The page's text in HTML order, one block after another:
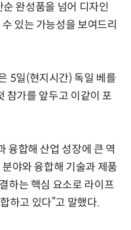
완성품을 넘어 디자인
있는 가능성을 보여드리
5일(현지시간) 독일 베를
참가를 앞두고 이같이 포
융합해 산업 성장에 큰 역
야와 융합해 기술과 제품
하는 핵심 요소로 라이프
하고 있다”고 말했다.